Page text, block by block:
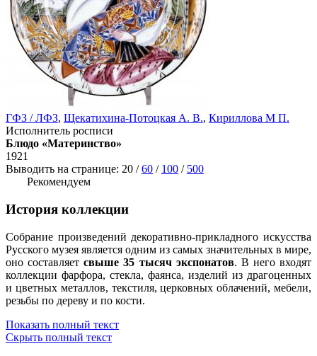
ГФЗ / ЛФЗ, Щекатихина-Потоцкая А. В., Кириллова М П.
Исполнитель росписи
Блюдо «Материнство»
1921
Выводить на странице: 20 /60 / 100 / 500
Рекомендуем
История коллекции
Собрание произведений декоративно-прикладного искусства
Русского музея является одним из самых значительных в мире,
оно составляетсвыше 35 тысяч экспонатов. В него входят
коллекции фарфора, стекла, фаянса, изделий из драгоценных
и цветных металлов, текстиля, церковных облачений, мебели,
резьбы по дереву и по кости.
Показать полный текст
Скрыть полный текст